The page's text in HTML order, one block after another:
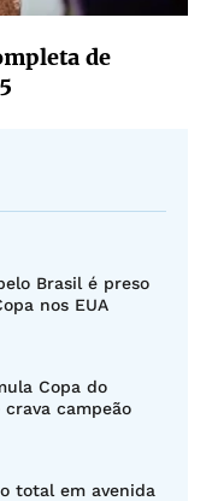
de
Brasil é preso
nos EUA
Copa do
crava campeão
total em avenida